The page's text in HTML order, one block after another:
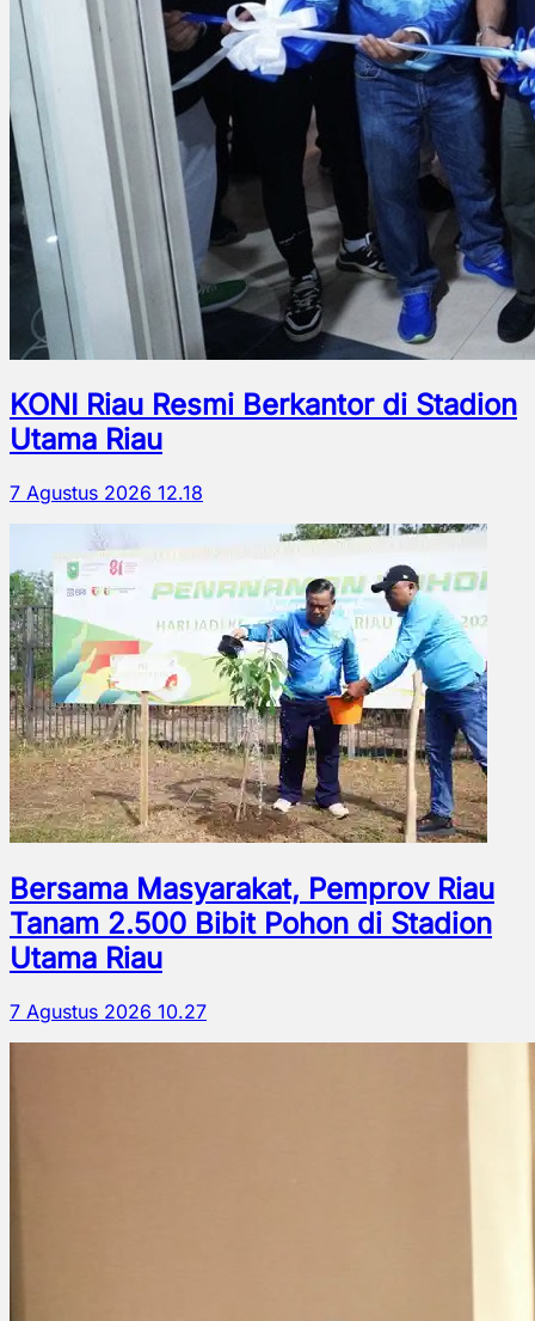
KONI Riau Resmi Berkantor di Stadion
Utama Riau
7 Agustus 2026 12.18
Bersama Masyarakat, Pemprov Riau
Tanam 2.500 Bibit Pohon di Stadion
Utama Riau
7 Agustus 2026 10.27